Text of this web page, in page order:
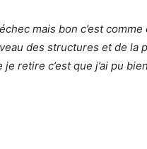
échec mais bon c’est
des structures et de la
retire c’est que j’ai pu